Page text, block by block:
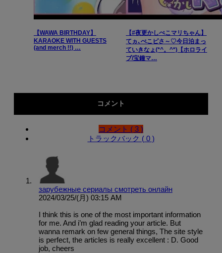
【WAWA BIRTHDAY】
KARAOKE WITH GUESTS
(and merch !!) …
【#夜更かしぺこマリちゃん】
てヵ､ぺこピさ～♡今日泊まっ
ていきなょ(*^。^*)【ホロライ
ブ/宝鐘マ…
コメント
コメント ( 3 )
トラックバック ( 0 )
зарубежные сериалы смотреть онлайн
2024/03/25/(月) 03:15 AM
I think this is one of the most important information
for me. And i’m glad reading your article. But
wanna remark on few general things, The site style
is perfect, the articles is really excellent : D. Good
job, cheers